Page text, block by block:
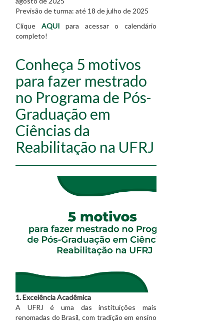
Previsão de turma: até 18 de julho de 2025
Clique AQUI para acessar o calendário
completo!
Conheça 5 motivos
para fazer mestrado
no Programa de Pós-
Graduação em
Ciências da
Reabilitação na UFRJ
1. Excelência Acadêmica
A UFRJ é uma das instituições mais
renomadas do Brasil, com tradição em ensino